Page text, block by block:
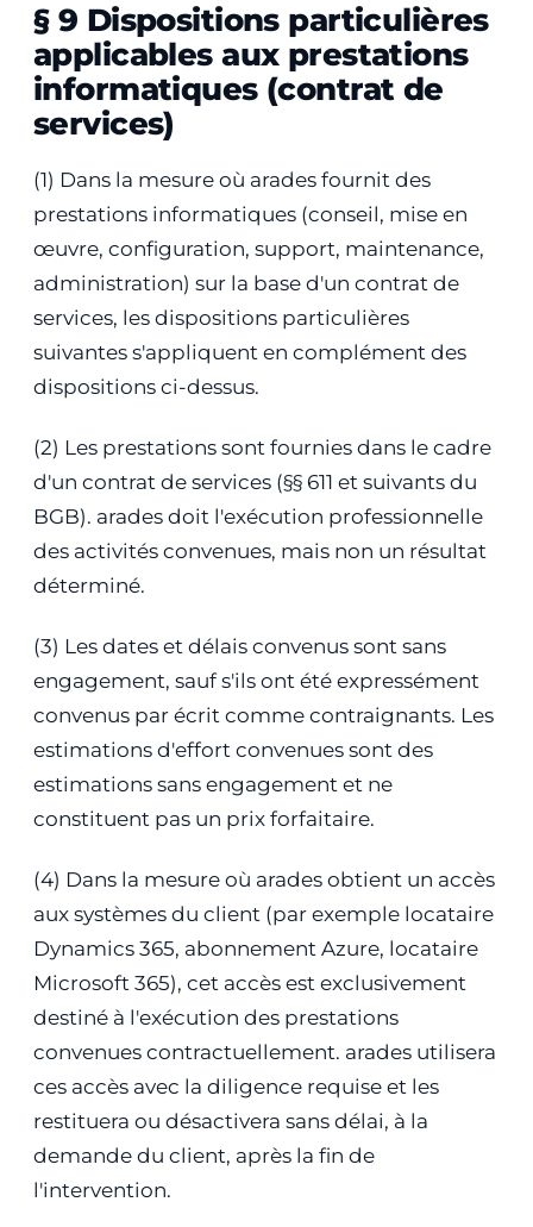
§ 9 Dispositions particulières
applicables aux prestations
informatiques (contrat de
services)
(1) Dans la mesure où arades fournit des
prestations informatiques (conseil, mise en
œuvre, configuration, support, maintenance,
administration) sur la base d'un contrat de
services, les dispositions particulières
suivantes s'appliquent en complément des
dispositions ci-dessus.
(2) Les prestations sont fournies dans le cadre
d'un contrat de services (§§ 611 et suivants du
BGB). arades doit l'exécution professionnelle
des activités convenues, mais non un résultat
déterminé.
(3) Les dates et délais convenus sont sans
engagement, sauf s'ils ont été expressément
convenus par écrit comme contraignants. Les
estimations d'effort convenues sont des
estimations sans engagement et ne
constituent pas un prix forfaitaire.
(4) Dans la mesure où arades obtient un accès
aux systèmes du client (par exemple locataire
Dynamics 365, abonnement Azure, locataire
Microsoft 365), cet accès est exclusivement
destiné à l'exécution des prestations
convenues contractuellement. arades utilisera
ces accès avec la diligence requise et les
restituera ou désactivera sans délai, à la
demande du client, après la fin de
l'intervention.